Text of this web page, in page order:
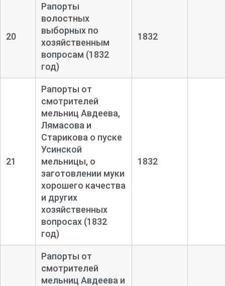
20
Рапорты
волостных
выборных по
хозяйственным
вопросам (1832
год)
1832
21
Рапорты от
смотрителей
мельниц Авдеева,
Лямасова и
Старикова о пуске
Усинской
мельницы, о
заготовлении муки
хорошего качества
и других
хозяйственных
вопросах (1832
год)
1832
Рапорты от
смотрителей
мельниц Авдеева и